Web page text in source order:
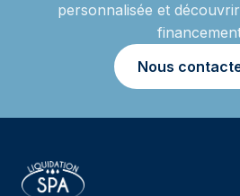
personnalisée et
Nous